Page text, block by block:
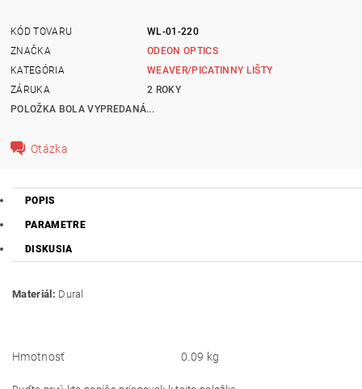
KÓD TOVARU
WL-01-220
ZNAČKA
ODEON OPTICS
KATEGÓRIA
WEAVER/PICATINNY LIŠTY
ZÁRUKA
2 ROKY
POLOŽKA BOLA VYPREDANÁ...
Otázka
POPIS
PARAMETRE
DISKUSIA
Materiál: Dural
Hmotnosť 0.09 kg